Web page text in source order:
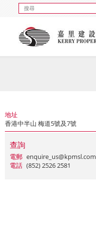
地址
香港中半山 梅道5號及7號
查詢
電郵 enquire_us@kpmsl.com
電話 (852) 2526 2581